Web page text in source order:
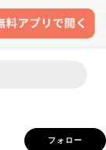
フォロー